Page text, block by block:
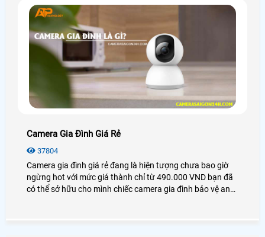
Camera Gia Đình Giá Rẻ
37804
Camera gia đình giá rẻ đang là hiện tượng chưa bao giờ
ngừng hot với mức giá thành chỉ từ 490.000 VND bạn đã
có thể sở hữu cho mình chiếc camera gia đình bảo vệ an